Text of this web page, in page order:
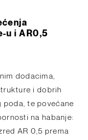
u i AR0,5
dodacima,
i dobrih
poda, te povećane
na habanje:
AR 0,5 prema